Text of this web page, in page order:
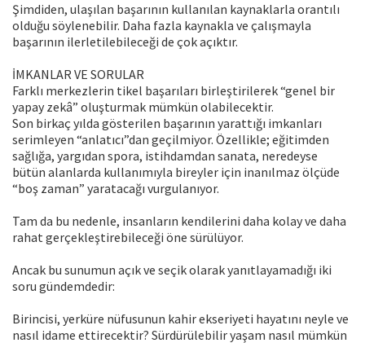
Şimdiden, ulaşılan başarının kullanılan kaynaklarla orantılı
olduğu söylenebilir. Daha fazla kaynakla ve çalışmayla
başarının ilerletilebileceği de çok açıktır.
İMKANLAR VE SORULAR
Farklı merkezlerin tikel başarıları birleştirilerek “genel bir
yapay zekâ” oluşturmak mümkün olabilecektir.
Son birkaç yılda gösterilen başarının yarattığı imkanları
serimleyen “anlatıcı”dan geçilmiyor. Özellikle; eğitimden
sağlığa, yargıdan spora, istihdamdan sanata, neredeyse
bütün alanlarda kullanımıyla bireyler için inanılmaz ölçüde
“boş zaman” yaratacağı vurgulanıyor.
Tam da bu nedenle, insanların kendilerini daha kolay ve daha
rahat gerçekleştirebileceği öne sürülüyor.
Ancak bu sunumun açık ve seçik olarak yanıtlayamadığı iki
soru gündemdedir:
Birincisi, yerküre nüfusunun kahir ekseriyeti hayatını neyle ve
nasıl idame ettirecektir? Sürdürülebilir yaşam nasıl mümkün